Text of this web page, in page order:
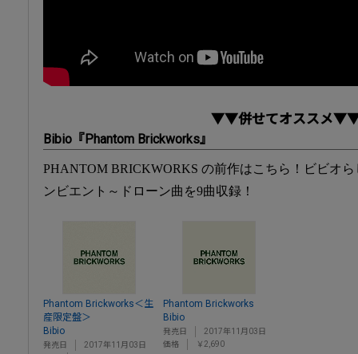
▼▼併せてオススメ
Bibio『Phantom Brickworks』
PHANTOM BRICKWORKS の前作はこちら！ビビオ
ンビエント～ドローン曲を9曲収録！
Phantom Brickworks＜生
産限定盤＞
Bibio
発売日
2017年11月03日
Phantom Brickworks
Bibio
発売日
2017年11月03日
価格
￥2,690